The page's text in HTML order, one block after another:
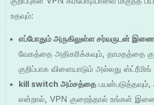
உதவும்:
எப்போதும் அருகிலுள்ள சர்வருடன்
வேகத்தை அதிகரிக்கவும், தாமதத்தை
குறிப்பாக விளையாடும் அல்லது ஸ்ட்ரீமிங்
kill switch அம்சத்தை பயன்படுத்தவும்,
என்றால், VPN குறைந்தால் உங்கள்